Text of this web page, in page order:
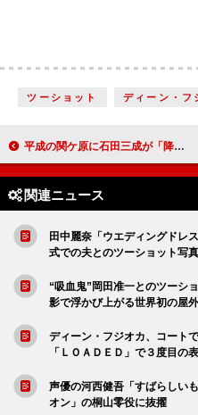
ツーショット ディーン・フ
平成の関ケ原に石田三成が「降りてきた」！ 山本耕史トークイベント開催
関連ニュース
田中麗奈「ウエディングドレ
式での夫とのツーショット写
“吸血鬼”岡田准一とのツーシ
影で浮かび上がる世界初の屋
ディーン・フジオカ、コート
「ＬＯＡＤＥＤ」で３度目の表
声優の河西健吾「すばらしい
オン」の桐山零役に抜擢